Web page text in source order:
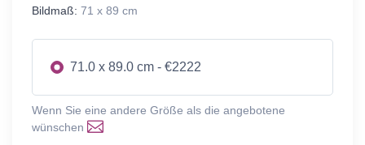
Bildmaß: 71 x 89 cm
71.0 x 89.0 cm - €2222
Wenn Sie eine andere Größe als die angebotene
wünschen